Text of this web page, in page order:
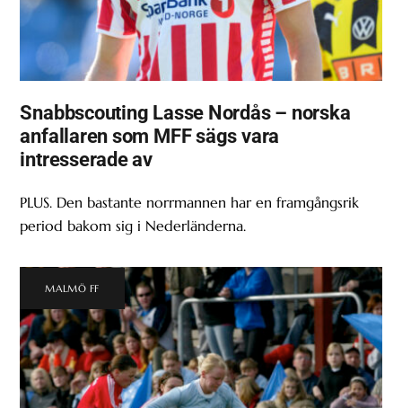
Snabbscouting Lasse Nordås – norska
anfallaren som MFF sägs vara
intresserade av
PLUS. Den bastante norrmannen har en framgångsrik
period bakom sig i Nederländerna.
MALMÖ FF